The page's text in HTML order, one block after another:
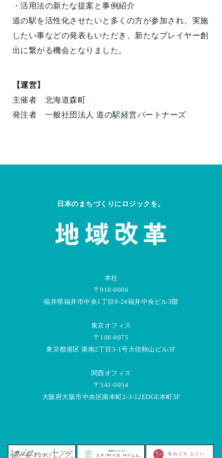
・活用法の新たな提案と事例紹介
道の駅を活性化させたいと多くの方が参加され、実施
したい事などの発表もいただき、新たなプレイヤー創
出に繋がる機会となりました。
【運営】
主催者 北海道森町
発注者 一般社団法人 道の駅経営パートナーズ
日本のまちづくりにロジックを。
本社
〒910-0006
福井県福井市中央1丁目9-24福井中央ビル3階
東京オフィス
〒108-0075
東京都港区 港南2丁目3-1号大信秋山ビル3F
関西オフィス
〒541-0054
大阪府大阪市中央区南本町2-3-12EDGE本町3F